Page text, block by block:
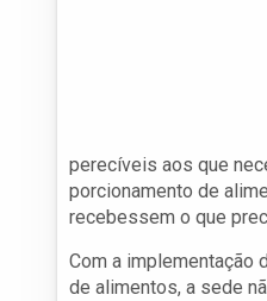
perecíveis aos que
porcionamento de
recebessem o que
Com a implementação
de alimentos, a sede